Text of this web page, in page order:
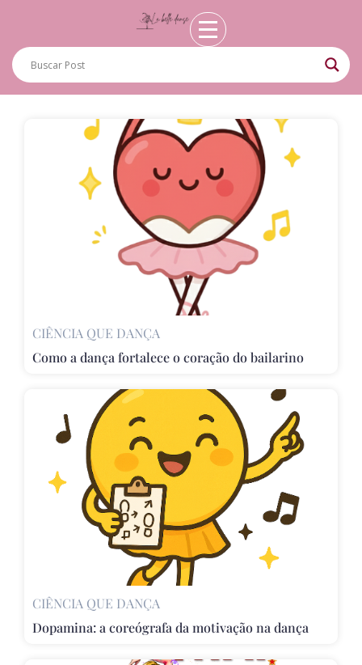
CIÊNCIA QUE DANÇA
Como a dança fortalece o coração do bailarino
CIÊNCIA QUE DANÇA
Dopamina: a coreógrafa da motivação na dança